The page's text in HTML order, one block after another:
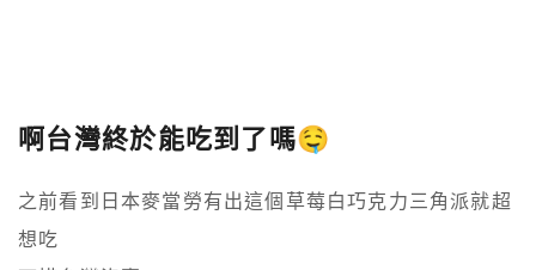
啊台灣終於能吃到了嗎🤤
之前看到日本麥當勞有出這個草莓白巧克力三角派就超
想吃